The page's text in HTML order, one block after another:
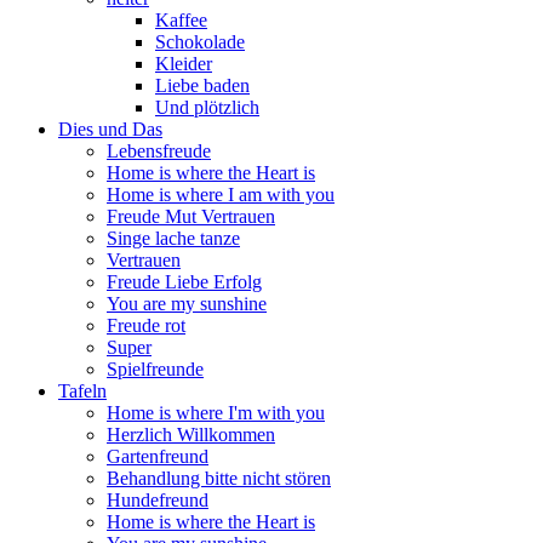
Kaffee
Schokolade
Kleider
Liebe baden
Und plötzlich
Dies und Das
Lebensfreude
Home is where the Heart is
Home is where I am with you
Freude Mut Vertrauen
Singe lache tanze
Vertrauen
Freude Liebe Erfolg
You are my sunshine
Freude rot
Super
Spielfreunde
Tafeln
Home is where I'm with you
Herzlich Willkommen
Gartenfreund
Behandlung bitte nicht stören
Hundefreund
Home is where the Heart is